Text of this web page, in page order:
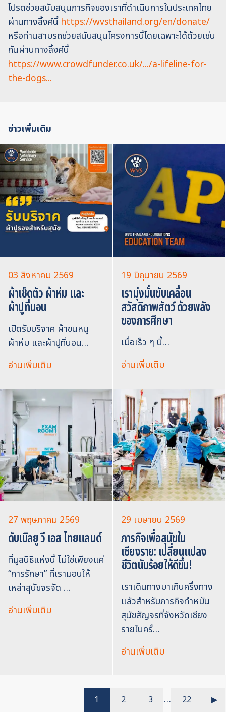
โปรดช่วยสนับสนุนภารกิจของเราที่ดำเนินการในประเทศไทย
ผ่านทางลิ้งค์นี้ https://wvsthailand.org/en/donate/
หรือท่านสามรถช่วยสนับสนุนโครงการนี้โดยเฉพาะได้ด้วยเช่น
กันผ่านทางลิ้งค์นี้
https://www.crowdfunder.co.uk/.../a-lifeline-for-
the-dogs...
ข่าวเพิ่มเติม
03 สิงหาคม 2569
ผ้าเช็ดตัว ผ้าห่ม และ
ผ้าปูที่นอน
เปิดรับบริจาค ผ้าขนหนู
ผ้าห่ม และผ้าปูที่นอน…
อ่านเพิ่มเติม
19 มิถุนายน 2569
เรามุ่งมั่นขับเคลื่อน
สวัสดิภาพสัตว์ ด้วยพลัง
ของการศึกษา
เมื่อเร็ว ๆ นี้…
อ่านเพิ่มเติม
27 พฤษภาคม 2569
ดับเบิลยู วี เอส ไทยแลนด์
ที่มูลนิธิแห่งนี้ ไม่ใช่เพียงแค่
“การรักษา” ที่เรามอบให้
เหล่าสุนัขจรจัด …
อ่านเพิ่มเติม
29 เมษายน 2569
ภารกิจเพื่อสุนัขใน
เชียงราย: เปลี่ยนแปลง
ชีวิตนับร้อยให้ดีขึ้น!
เราเดินทางมาเกินครึ่งทาง
แล้วสำหรับภารกิจทำหมัน
สุนัขสัญจรที่จังหวัดเชียง
รายในครั้…
อ่านเพิ่มเติม
1 2 3 … 22 ▶︎